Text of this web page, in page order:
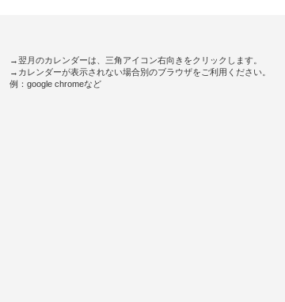
→翌月のカレンダーは、三角アイコン右向きをクリックします。
→カレンダーが表示されない場合別のブラウザをご利用ください。
例：google chromeなど